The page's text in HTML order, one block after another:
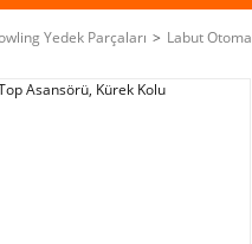
Yedek Parçaları Labut